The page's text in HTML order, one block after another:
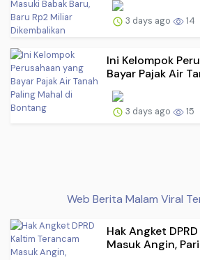
3 days ago 14
Ini Kelompok
Bayar Pajak Air
3 days ago 15
Web Berita Malam Viral
Hak Angket
Masuk Angin,